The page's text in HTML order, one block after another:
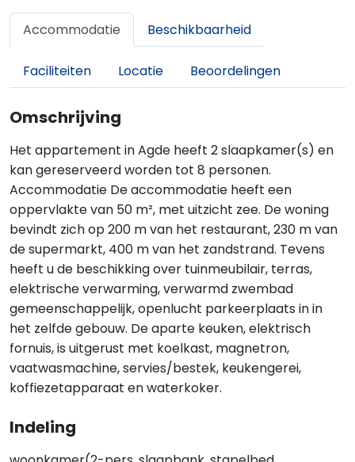
Accommodatie Beschikbaarheid
Faciliteiten Locatie Beoordelingen
Omschrijving
Het appartement in Agde heeft 2 slaapkamer(s) en
kan gereserveerd worden tot 8 personen.
Accommodatie De accommodatie heeft een
oppervlakte van 50 m², met uitzicht zee. De woning
bevindt zich op 200 m van het restaurant, 230 m van
de supermarkt, 400 m van het zandstrand. Tevens
heeft u de beschikking over tuinmeubilair, terras,
elektrische verwarming, verwarmd zwembad
gemeenschappelijk, openlucht parkeerplaats in in
het zelfde gebouw. De aparte keuken, elektrisch
fornuis, is uitgerust met koelkast, magnetron,
vaatwasmachine, servies/bestek, keukengerei,
koffiezetapparaat en waterkoker.
Indeling